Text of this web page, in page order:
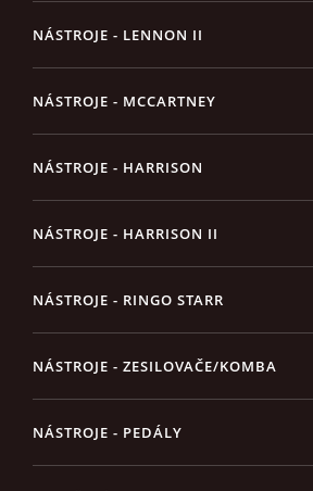
NÁSTROJE - LENNON II
NÁSTROJE - MCCARTNEY
NÁSTROJE - HARRISON
NÁSTROJE - HARRISON II
NÁSTROJE - RINGO STARR
NÁSTROJE - ZESILOVAČE/KOMBA
NÁSTROJE - PEDÁLY